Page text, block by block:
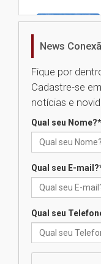
News
Fique por
Cadastre-se
notícias e
Qual seu Nome?*
Qual seu E-mail?
Qual seu